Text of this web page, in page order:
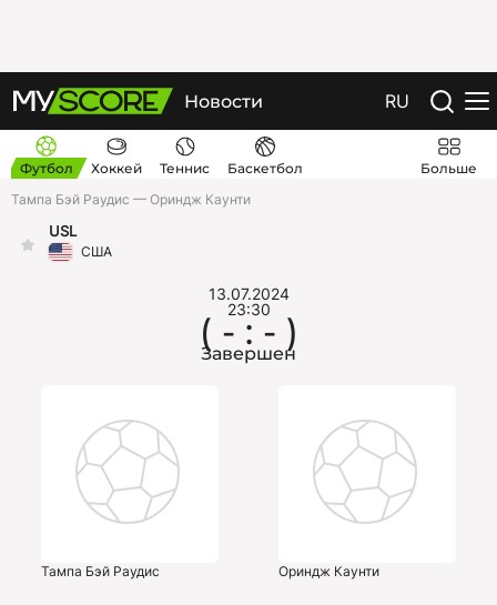
Новости RU
Футбол Хоккей Теннис Баскетбол
Больше
Тампа Бэй Раудис — Ориндж Каунти
США
USL
Тампа Бэй Раудис
13.07.2024
23:30
( - : - )
Завершен
Ориндж Каунти